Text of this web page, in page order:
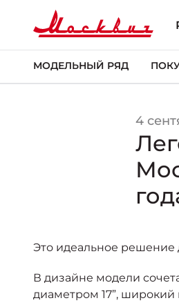
МОДЕЛЬНЫЙ РЯД
4
Это идеальное
В дизайне модели
диаметром 17”, широкий